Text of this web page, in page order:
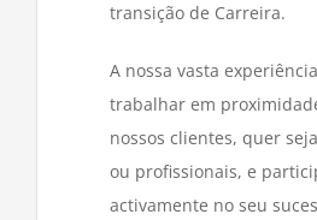
transição de Carreira.
A nossa vasta
trabalhar em
nossos clientes, quer
ou profissionais, e
activamente no seu